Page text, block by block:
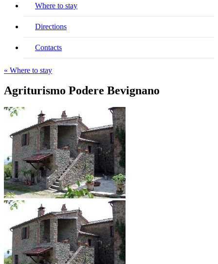
Where to stay
Directions
Contacts
« Where to stay
Agriturismo Podere Bevignano